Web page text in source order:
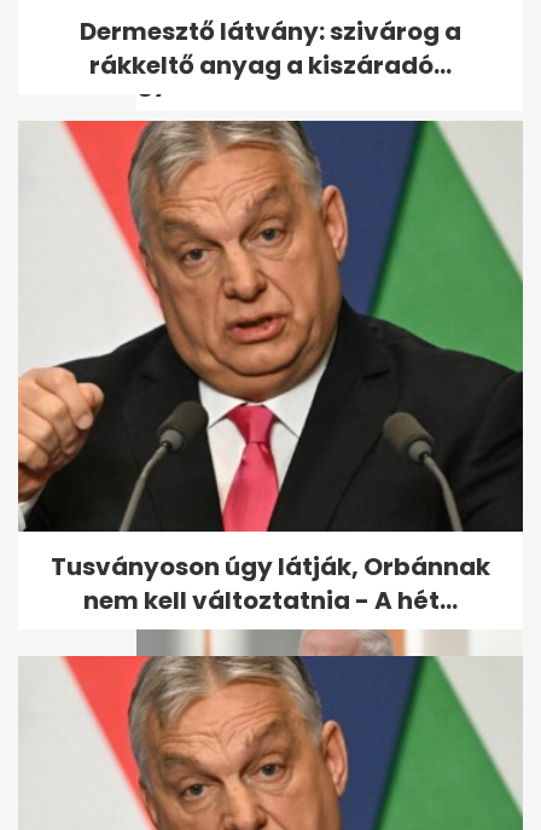
A berlini magyar
nagykövetségen meghalt egy
gyermek
Magyar Péter: Befújt a szél az
ablakon egy nem nyilvános...
Dermesztő látvány: szivárog a
rákkeltő anyag a kiszáradó...
Tusványoson úgy látják, Orbánnak
nem kell változtatnia - A hét...